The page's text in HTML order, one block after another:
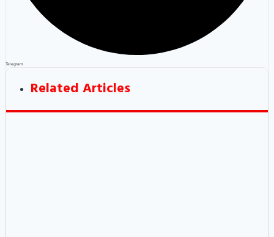
Telegram
Related Articles